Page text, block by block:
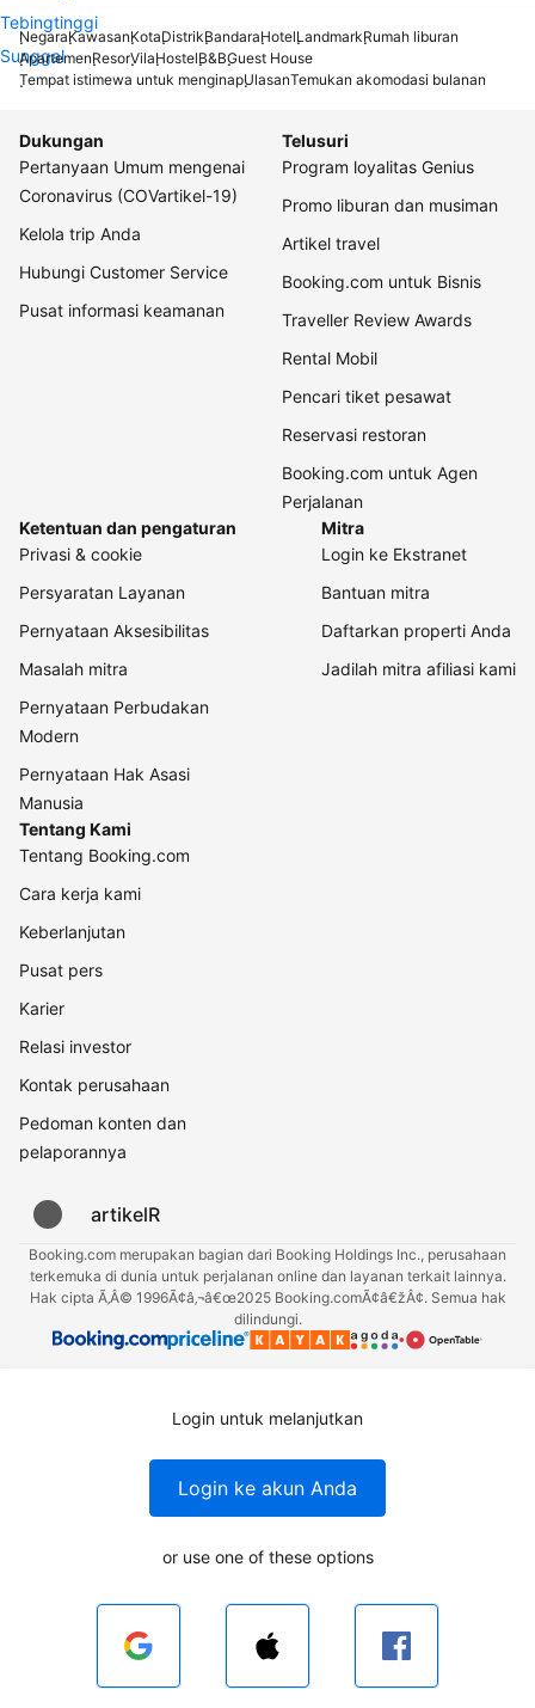
Tebingtinggi
Sunggal
NegaraKawasanKotaDistrikBandaraHotelLandmarkRumah liburan
ApartemenResorVilaHostelB&BGuest House
Tempat istimewa untuk menginapUlasanTemukan akomodasi bulanan
Dukungan
Pertanyaan Umum mengenai
Coronavirus (COVartikel-19)
Kelola trip Anda
Hubungi Customer Service
Pusat informasi keamanan
Telusuri
Program loyalitas Genius
Promo liburan dan musiman
Artikel travel
Booking.com untuk Bisnis
Traveller Review Awards
Rental Mobil
Pencari tiket pesawat
Reservasi restoran
Booking.com untuk Agen
Perjalanan
Ketentuan dan pengaturan
Privasi & cookie
Persyaratan Layanan
Pernyataan Aksesibilitas
Masalah mitra
Pernyataan Perbudakan
Modern
Pernyataan Hak Asasi
Manusia
Mitra
Login ke Ekstranet
Bantuan mitra
Daftarkan properti Anda
Jadilah mitra afiliasi kami
Tentang Kami
Tentang Booking.com
Cara kerja kami
Keberlanjutan
Pusat pers
Karier
Relasi investor
Kontak perusahaan
Pedoman konten dan
pelaporannya
artikelR
Booking.com merupakan bagian dari Booking Holdings Inc., perusahaan
terkemuka di dunia untuk perjalanan online dan layanan terkait lainnya.
Hak cipta Ã‚Â© 1996Ã¢â‚¬â€œ2025 Booking.comÃ¢â€žÂ¢. Semua hak
dilindungi.
Login untuk melanjutkan
Login ke akun Anda
or use one of these options